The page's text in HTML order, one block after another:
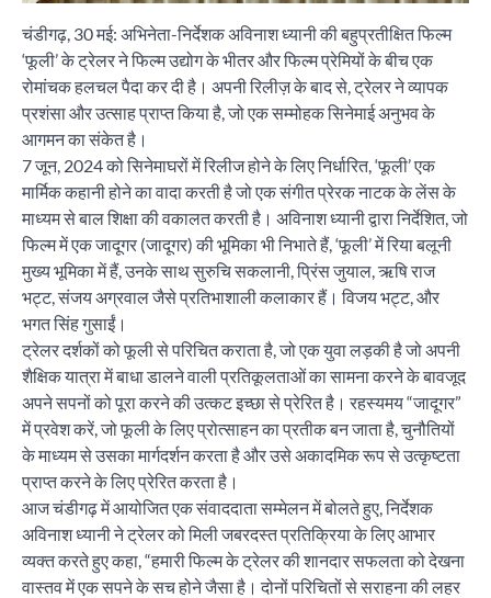
चंडीगढ़, 30 मई: अभिनेता-निर्देशक अविनाश ध्यानी की बहुप्रतीक्षित फिल्म
‘फूली’ के ट्रेलर ने फिल्म उद्योग के भीतर और फिल्म प्रेमियों के बीच एक
रोमांचक हलचल पैदा कर दी है। अपनी रिलीज़ के बाद से, ट्रेलर ने व्यापक
प्रशंसा और उत्साह प्राप्त किया है, जो एक सम्मोहक सिनेमाई अनुभव के
आगमन का संकेत है।
7 जून, 2024 को सिनेमाघरों में रिलीज होने के लिए निर्धारित, ‘फूली’ एक
मार्मिक कहानी होने का वादा करती है जो एक संगीत प्रेरक नाटक के लेंस के
माध्यम से बाल शिक्षा की वकालत करती है। अविनाश ध्यानी द्वारा निर्देशित, जो
फिल्म में एक जादूगर (जादूगर) की भूमिका भी निभाते हैं, ‘फूली’ में रिया बलूनी
मुख्य भूमिका में हैं, उनके साथ सुरुचि सकलानी, प्रिंस जुयाल, ऋषि राज
भट्ट, संजय अग्रवाल जैसे प्रतिभाशाली कलाकार हैं। विजय भट्ट, और
भगत सिंह गुसाईं।
ट्रेलर दर्शकों को फूली से परिचित कराता है, जो एक युवा लड़की है जो अपनी
शैक्षिक यात्रा में बाधा डालने वाली प्रतिकूलताओं का सामना करने के बावजूद
अपने सपनों को पूरा करने की उत्कट इच्छा से प्रेरित है। रहस्यमय “जादूगर”
में प्रवेश करें, जो फूली के लिए प्रोत्साहन का प्रतीक बन जाता है, चुनौतियों
के माध्यम से उसका मार्गदर्शन करता है और उसे अकादमिक रूप से उत्कृष्टता
प्राप्त करने के लिए प्रेरित करता है।
आज चंडीगढ़ में आयोजित एक संवाददाता सम्मेलन में बोलते हुए, निर्देशक
अविनाश ध्यानी ने ट्रेलर को मिली जबरदस्त प्रतिक्रिया के लिए आभार
व्यक्त करते हुए कहा, “हमारी फिल्म के ट्रेलर की शानदार सफलता को देखना
वास्तव में एक सपने के सच होने जैसा है। दोनों परिचितों से सराहना की लहर